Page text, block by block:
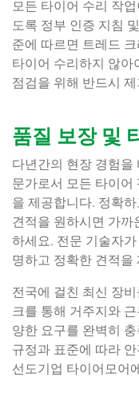
모든 타이어 수리 작
도록 정부 인증 지침
준에 따르면 트레드
타이어 수리하지 않
점검을 위해 반드시
품질 보장 및
다년간의 현장 경험을
문가로서 모든 타이어
을 제공합니다. 정확
견적을 원하시면 가까
하세요. 전문 기술자
명하고 정확한 견적을
전국에 걸친 최신 장
크를 통해 거주지와
양한 요구를 완벽히
규정과 표준에 따라
선도기업 타이어모어